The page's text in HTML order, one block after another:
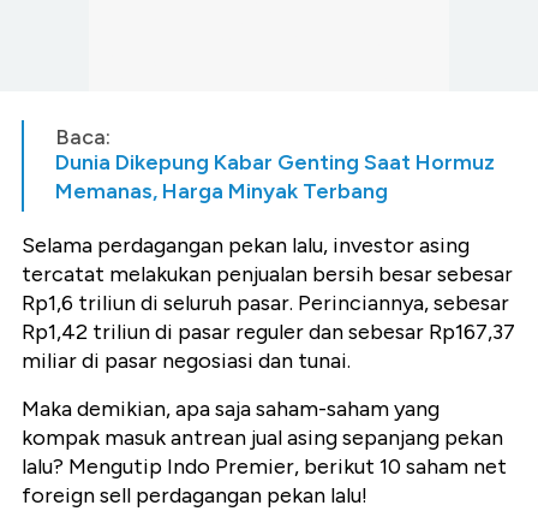
Baca:
Dunia Dikepung Kabar Genting Saat Hormuz
Memanas, Harga Minyak Terbang
Selama perdagangan pekan lalu, investor asing
tercatat melakukan penjualan bersih besar sebesar
Rp1,6 triliun di seluruh pasar. Perinciannya, sebesar
Rp1,42 triliun di pasar reguler dan sebesar Rp167,37
miliar di pasar negosiasi dan tunai.
Maka demikian, apa saja saham-saham yang
kompak masuk antrean jual asing sepanjang pekan
lalu? Mengutip Indo Premier, berikut 10 saham net
foreign sell perdagangan pekan lalu!